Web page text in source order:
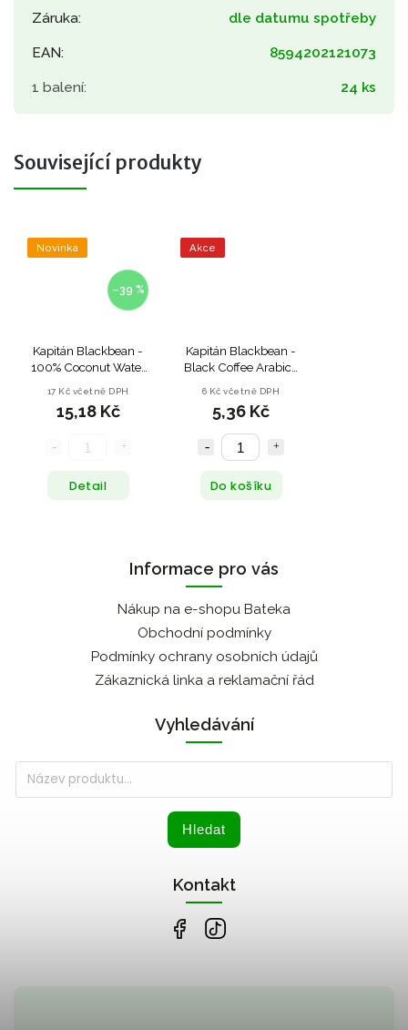
Záruka: dle datumu spotřeby
EAN: 8594202121073
1 balení: 24 ks
Související produkty
Novinka
–39 %
Kapitán Blackbean -
100% Coconut Water
17 Kč včetně DPH
15,18 Kč
Detail
Akce
Kapitán Blackbean -
Black Coffee Arabica
6 Kč včetně DPH
5,36 Kč
Do košíku
Informace pro vás
Nákup na e-shopu Bateka
Obchodní podmínky
Podmínky ochrany osobních údajů
Zákaznická linka a reklamační řád
Vyhledávání
Hledat
Kontakt